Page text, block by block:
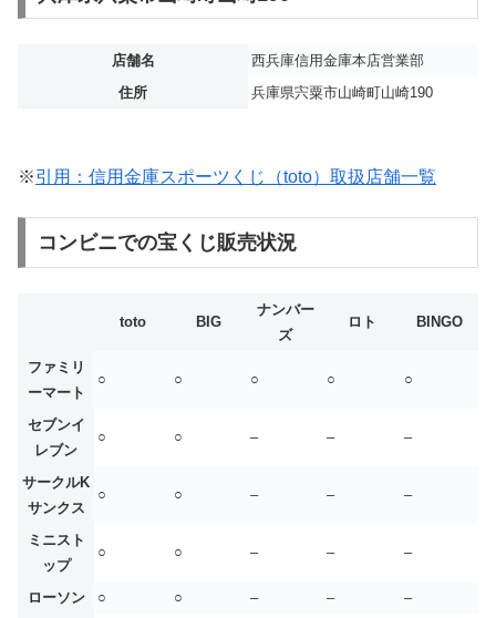
店舗名
西兵庫信用金庫本店営業部
住所
兵庫県宍粟市山崎町山崎190
※引用：信用金庫スポーツくじ（toto）取扱店舗一覧
コンビニでの宝くじ販売状況
toto BIG
ナンバー
ズ
ロト BINGO
ファミリ
ーマート
○ ○ ○ ○ ○
セブンイ
レブン
○ ○ – – –
サークルK
サンクス
○ ○ – – –
ミニスト
ップ
○ ○ – – –
ローソン ○ ○ – –
–